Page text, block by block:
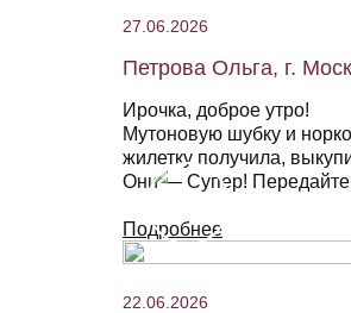
27.06.2026
Петрова Ольга, г.
Ирочка, доброе утро!
Мутоновую шубку и
жилетку получила,
Они — Супер! Передайте
Подробнее
22.06.2026